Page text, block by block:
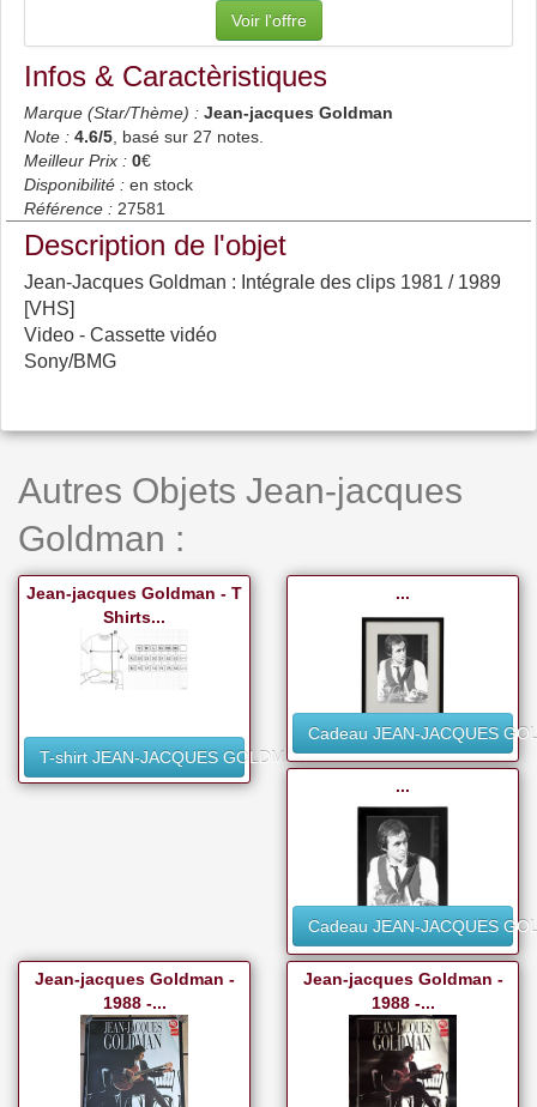
Voir l'offre
Infos & Caractèristiques
Marque (Star/Thème) : Jean-jacques Goldman
Note : 4.6/5 , basé sur 27 notes.
Meilleur Prix : 0€
Disponibilité : en stock
Référence : 27581
Description de l'objet
Jean-Jacques Goldman : Intégrale des clips 1981 / 1989
[VHS]
Video - Cassette vidéo
Sony/BMG
Autres Objets Jean-jacques
Goldman :
Jean-jacques Goldman - T
Shirts...
T-shirt JEAN-JACQUES GOLDMAN
...
Cadeau JEAN-JACQUES
...
Cadeau JEAN-JACQUES
Jean-jacques Goldman -
1988 -...
Jean-jacques Goldman -
1988 -...